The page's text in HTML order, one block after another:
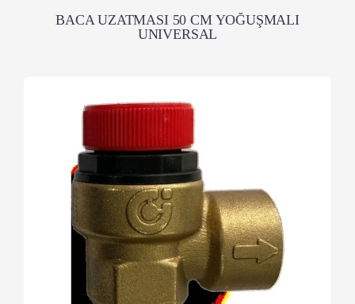
BACA UZATMASI 50 CM YOĞUŞMALI
UNIVERSAL